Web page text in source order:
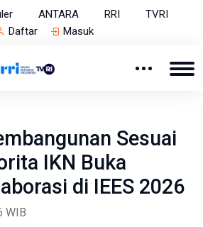
ANTARA RRI
TVRI
Daftar
Masuk
Sesuai
IKN Buka
di IEES 2026
WIB